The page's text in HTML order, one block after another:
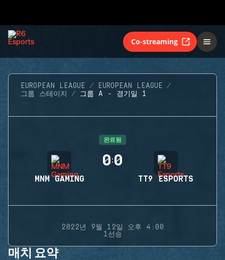
Co-streaming
EUROPEAN LEAGUE
EUROPEAN LEAGUE
그룹 스테이지
그룹 A - 경기일 1
완료됨
MNM GAMING
0:0
TT9 ESPORTS
2022년 9월 12일 오후 4:00
1선승
매치 요약